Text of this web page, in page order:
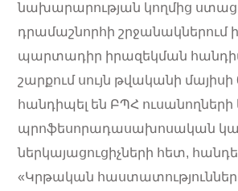
նախարարության կողմից
դրամաշնորհի շրջանակներում
պարտադիր իրազեկման
շարքում սույն թվականի մայիսի
հանդիպել են ԲՊՀ ուսանողների
պրոֆեսորադասախոսական
ներկայացուցիչների հետ,
«Կրթական